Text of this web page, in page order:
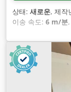
상태: 새로운, 제작
이송 속도: 6 m/분
높이:900 mm, 입
지 소비:
17 킬로